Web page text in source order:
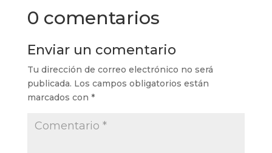
0 comentarios
Enviar un comentario
Tu dirección de correo electrónico no será
publicada. Los campos obligatorios están
marcados con *